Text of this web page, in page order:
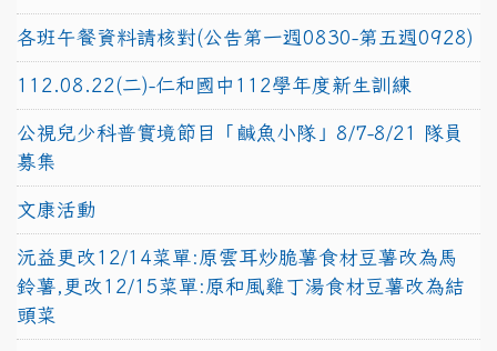
各班午餐資料請核對(公告第一週0830-第五週0928)
112.08.22(二)-仁和國中112學年度新生訓練
公視兒少科普實境節目「鹹魚小隊」8/7-8/21 隊員
募集
文康活動
沅益更改12/14菜單:原雲耳炒脆薯食材豆薯改為馬
鈴薯,更改12/15菜單:原和風雞丁湯食材豆薯改為結
頭菜